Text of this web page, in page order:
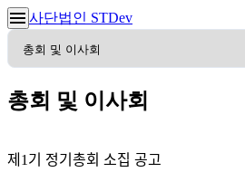
사단법인 STDev
총회 및 이사회
제1기 정기총회 소집 공고